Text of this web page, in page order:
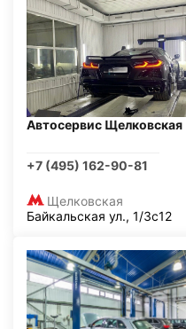
Автосервис Щелковская
+7 (495) 162-90-81
Щелковская
Байкальская ул., 1/3с12